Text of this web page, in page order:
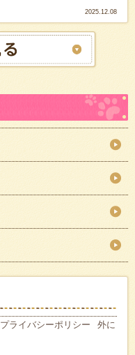
2025.12.08
プライバシーポリシー
外に